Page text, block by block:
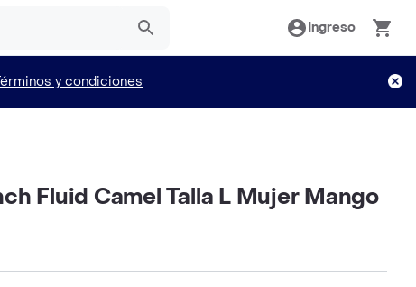
Ingreso
y condiciones
Fluid Camel Talla L Mujer Mango